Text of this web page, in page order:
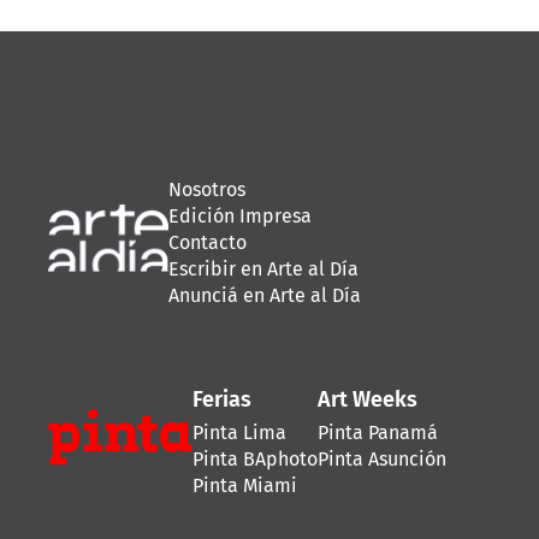
Nosotros
Edición Impresa
Contacto
Escribir en Arte al Día
Anunciá en Arte al Día
Ferias
Pinta Lima
Pinta BAphoto
Pinta Miami
Art Weeks
Pinta Panamá
Pinta Asunción